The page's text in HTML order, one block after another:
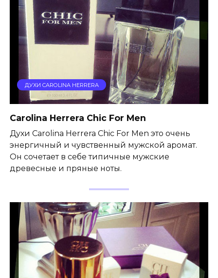
ДУХИ CAROLINA HERRERA
Carolina Herrera Chic For Men
Духи Carolina Herrera Chic For Men это очень
энергичный и чувственный мужской аромат.
Он сочетает в себе типичные мужские
древесные и пряные ноты.